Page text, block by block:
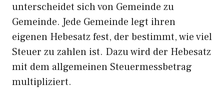
unterscheidet sich von Gemeinde zu
Gemeinde. Jede Gemeinde legt ihren
eigenen Hebesatz fest, der bestimmt, wie viel
Steuer zu zahlen ist. Dazu wird der Hebesatz
mit dem allgemeinen Steuermessbetrag
multipliziert.